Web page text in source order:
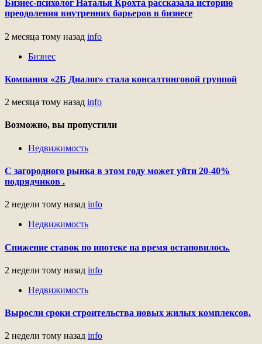
Бизнес-психолог Наталья Крохта рассказала историю
преодоления внутренних барьеров в бизнесе
2 месяца тому назад info
Бизнес
Компания «2Б Диалог» стала консалтинговой группой
2 месяца тому назад info
Возможно, вы пропустили
Недвижимость
С загородного рынка в этом году может уйти 20-40%
подрядчиков .
2 недели тому назад info
Недвижимость
Снижение ставок по ипотеке на время остановилось.
2 недели тому назад info
Недвижимость
Выросли сроки строительства новых жилых комплексов.
2 недели тому назад info